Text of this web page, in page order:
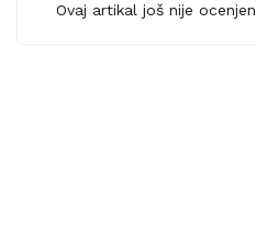
Ovaj artikal još nije ocenjen